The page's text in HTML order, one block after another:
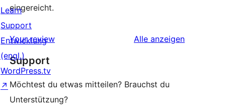
eingereicht.
Your review Alle Rezensionen
anzeigen
Support
Möchtest du etwas mitteilen? Brauchst du
Unterstützung?
Learn
Support
Entwicklung
(engl.)
WordPress.tv
↗